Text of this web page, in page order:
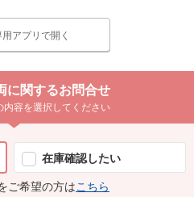
アプリで開く
に関するお問合せ
内容を選択してください
在庫確認したい
ご希望の方はこちら